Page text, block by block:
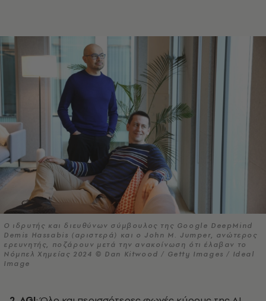
Ο ιδρυτής και διευθύνων σύμβουλος της Google DeepMind
Demis Hassabis (αριστερά) και ο John M. Jumper, ανώτερος
ερευνητής, ποζάρουν μετά την ανακοίνωση ότι έλαβαν το
Νόμπελ Χημείας 2024 © Dan Kitwood / Getty Images / Ideal
Image